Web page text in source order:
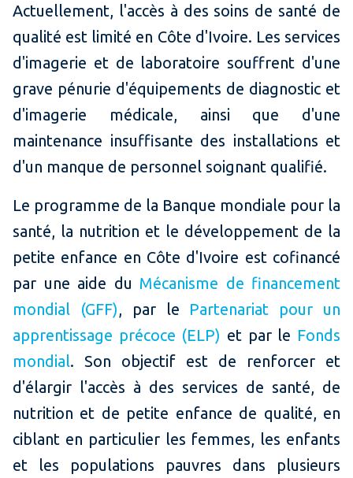
Actuellement, l'accès à des soins de santé de
qualité est limité en Côte d'Ivoire. Les services
d'imagerie et de laboratoire souffrent d'une
grave pénurie d'équipements de diagnostic et
d'imagerie médicale, ainsi que d'une
maintenance insuffisante des installations et
d'un manque de personnel soignant qualifié.
Le programme de la Banque mondiale pour la
santé, la nutrition et le développement de la
petite enfance en Côte d'Ivoire est cofinancé
par une aide du Mécanisme de financement
mondial (GFF) , par le Partenariat pour un
apprentissage précoce (ELP) et par le Fonds
mondial . Son objectif est de renforcer et
d'élargir l'accès à des services de santé, de
nutrition et de petite enfance de qualité, en
ciblant en particulier les femmes, les enfants
et les populations pauvres dans plusieurs